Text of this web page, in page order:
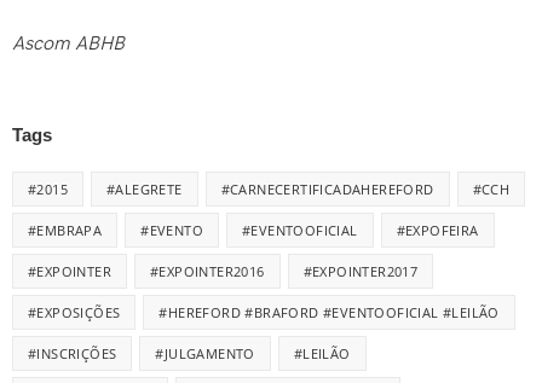
Ascom ABHB
Tags
#2015 #ALEGRETE #CARNECERTIFICADAHEREFORD #CCH
#EMBRAPA #EVENTO #EVENTOOFICIAL #EXPOFEIRA
#EXPOINTER #EXPOINTER2016 #EXPOINTER2017
#EXPOSIÇÕES #HEREFORD #BRAFORD #EVENTOOFICIAL #LEILÃO
#INSCRIÇÕES #JULGAMENTO #LEILÃO